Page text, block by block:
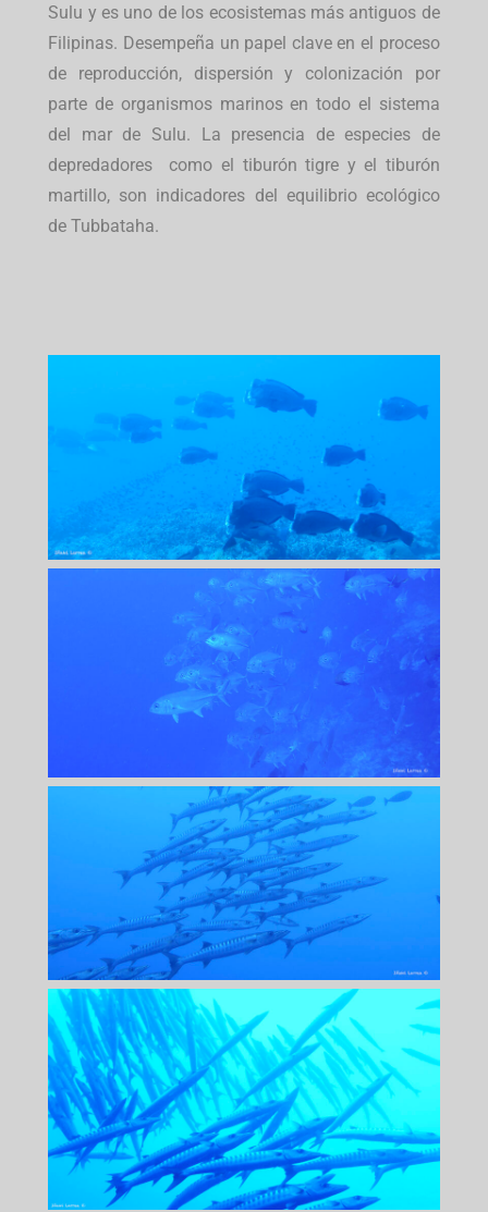
Sulu y es uno de los ecosistemas más antiguos de
Filipinas. Desempeña un papel clave en el proceso
de reproducción, dispersión y colonización por
parte de organismos marinos en todo el sistema
del mar de Sulu. La presencia de especies de
depredadores como el tiburón tigre y el tiburón
martillo, son indicadores del equilibrio ecológico
de Tubbataha.